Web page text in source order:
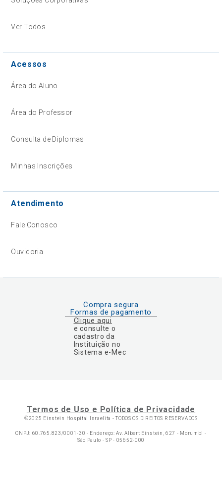
Ver Todos
Acessos
Área do Aluno
Área do Professor
Consulta de Diplomas
Minhas Inscrições
Atendimento
Fale Conosco
Ouvidoria
Compra segura
Formas de pagamento
Clique aqui
e consulte o
cadastro da
Instituição no
Sistema e-Mec
Termos de Uso e Política de Privacidade
©2025 Einstein Hospital Israelita -TODOS OS DIREITOS RESERVADOS
CNPJ: 60.765.823/0001-30 - Endereço: Av. Albert Einstein, 627 - Morumbi -
São Paulo - SP - 05652-000